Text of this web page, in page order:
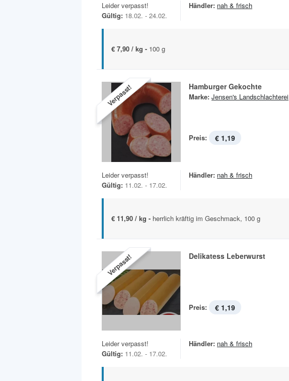
Leider verpasst!
Gültig: 18.02. - 24.02.
Händler: nah & frisch
€ 7,90 / kg - 100 g
Verpasst! Hamburger Gekochte
Marke: Jensen's Landschlachterei
Preis: € 1,19
Leider verpasst!
Gültig: 11.02. - 17.02.
Händler: nah & frisch
€ 11,90 / kg - herrlich kräftig im Geschmack, 100 g
Verpasst! Delikatess Leberwurst
Preis: € 1,19
Leider verpasst!
Gültig: 11.02. - 17.02.
Händler: nah & frisch